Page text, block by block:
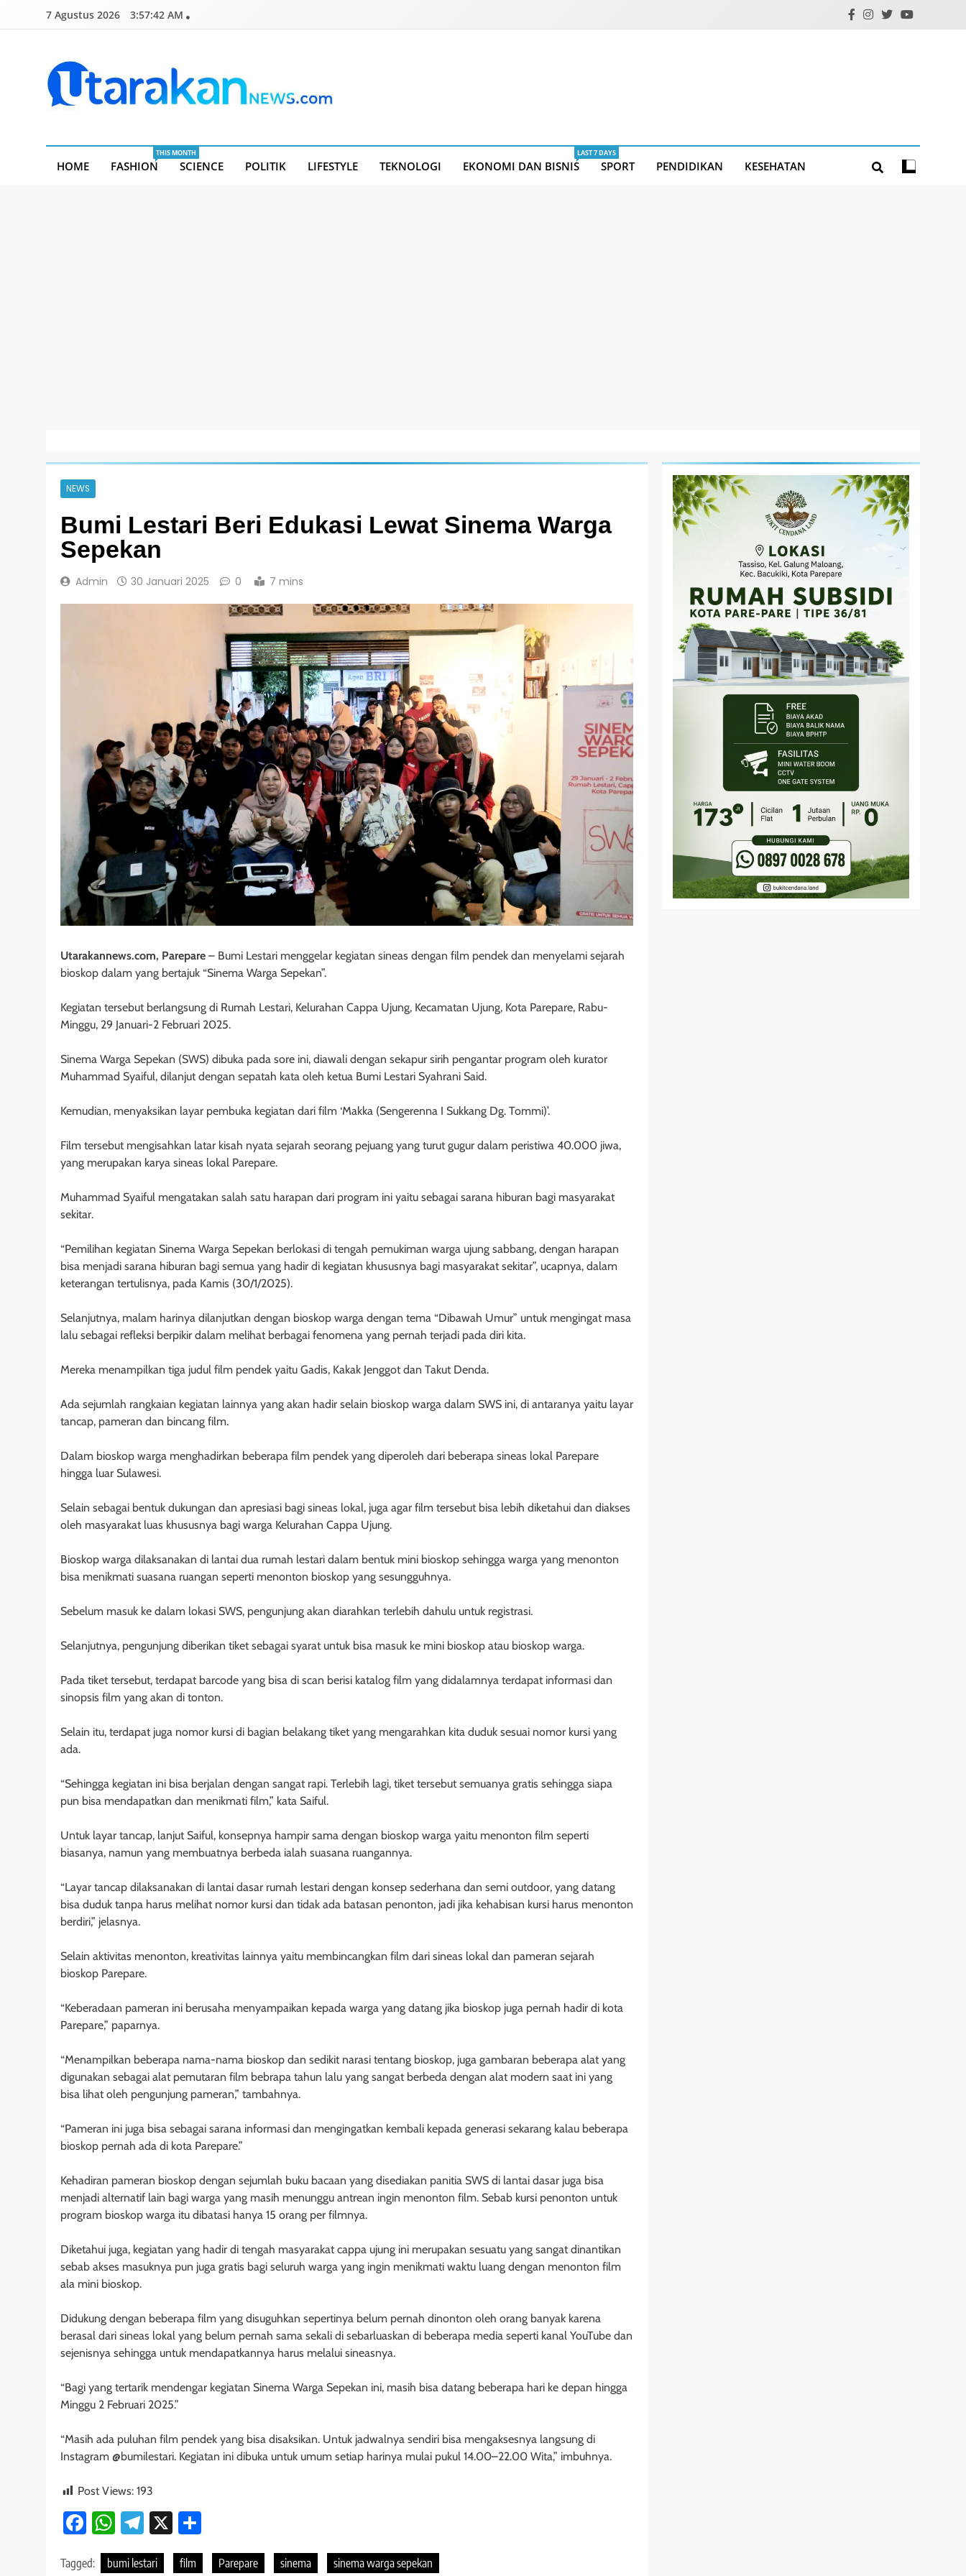
7 Agustus 2026 3:57:43 AM
HOME FASHION
THIS MONTH
SCIENCE POLITIK LIFESTYLE TEKNOLOGI EKONOMI DAN BISNIS
LAST 7 DAYS
SPORT PENDIDIKAN KESEHATAN
NEWS
Bumi Lestari Beri Edukasi Lewat Sinema Warga
Sepekan
Admin 30 Januari 2025 0 7 mins
Utarakannews.com, Parepare – Bumi Lestari menggelar kegiatan sineas dengan film pendek dan menyelami sejarah
bioskop dalam yang bertajuk “Sinema Warga Sepekan”.
Kegiatan tersebut berlangsung di Rumah Lestari, Kelurahan Cappa Ujung, Kecamatan Ujung, Kota Parepare, Rabu-
Minggu, 29 Januari-2 Februari 2025.
Sinema Warga Sepekan (SWS) dibuka pada sore ini, diawali dengan sekapur sirih pengantar program oleh kurator
Muhammad Syaiful, dilanjut dengan sepatah kata oleh ketua Bumi Lestari Syahrani Said.
Kemudian, menyaksikan layar pembuka kegiatan dari film ‘Makka (Sengerenna I Sukkang Dg. Tommi)’.
Film tersebut mengisahkan latar kisah nyata sejarah seorang pejuang yang turut gugur dalam peristiwa 40.000 jiwa,
yang merupakan karya sineas lokal Parepare.
Muhammad Syaiful mengatakan salah satu harapan dari program ini yaitu sebagai sarana hiburan bagi masyarakat
sekitar.
“Pemilihan kegiatan Sinema Warga Sepekan berlokasi di tengah pemukiman warga ujung sabbang, dengan harapan
bisa menjadi sarana hiburan bagi semua yang hadir di kegiatan khususnya bagi masyarakat sekitar”, ucapnya, dalam
keterangan tertulisnya, pada Kamis (30/1/2025).
Selanjutnya, malam harinya dilanjutkan dengan bioskop warga dengan tema “Dibawah Umur” untuk mengingat masa
lalu sebagai refleksi berpikir dalam melihat berbagai fenomena yang pernah terjadi pada diri kita.
Mereka menampilkan tiga judul film pendek yaitu Gadis, Kakak Jenggot dan Takut Denda.
Ada sejumlah rangkaian kegiatan lainnya yang akan hadir selain bioskop warga dalam SWS ini, di antaranya yaitu layar
tancap, pameran dan bincang film.
Dalam bioskop warga menghadirkan beberapa film pendek yang diperoleh dari beberapa sineas lokal Parepare
hingga luar Sulawesi.
Selain sebagai bentuk dukungan dan apresiasi bagi sineas lokal, juga agar film tersebut bisa lebih diketahui dan diakses
oleh masyarakat luas khususnya bagi warga Kelurahan Cappa Ujung.
Bioskop warga dilaksanakan di lantai dua rumah lestari dalam bentuk mini bioskop sehingga warga yang menonton
bisa menikmati suasana ruangan seperti menonton bioskop yang sesungguhnya.
Sebelum masuk ke dalam lokasi SWS, pengunjung akan diarahkan terlebih dahulu untuk registrasi.
Selanjutnya, pengunjung diberikan tiket sebagai syarat untuk bisa masuk ke mini bioskop atau bioskop warga.
Pada tiket tersebut, terdapat barcode yang bisa di scan berisi katalog film yang didalamnya terdapat informasi dan
sinopsis film yang akan di tonton.
Selain itu, terdapat juga nomor kursi di bagian belakang tiket yang mengarahkan kita duduk sesuai nomor kursi yang
ada.
“Sehingga kegiatan ini bisa berjalan dengan sangat rapi. Terlebih lagi, tiket tersebut semuanya gratis sehingga siapa
pun bisa mendapatkan dan menikmati film,” kata Saiful.
Untuk layar tancap, lanjut Saiful, konsepnya hampir sama dengan bioskop warga yaitu menonton film seperti
biasanya, namun yang membuatnya berbeda ialah suasana ruangannya.
“Layar tancap dilaksanakan di lantai dasar rumah lestari dengan konsep sederhana dan semi outdoor, yang datang
bisa duduk tanpa harus melihat nomor kursi dan tidak ada batasan penonton, jadi jika kehabisan kursi harus menonton
berdiri,” jelasnya.
Selain aktivitas menonton, kreativitas lainnya yaitu membincangkan film dari sineas lokal dan pameran sejarah
bioskop Parepare.
“Keberadaan pameran ini berusaha menyampaikan kepada warga yang datang jika bioskop juga pernah hadir di kota
Parepare,” paparnya.
“Menampilkan beberapa nama-nama bioskop dan sedikit narasi tentang bioskop, juga gambaran beberapa alat yang
digunakan sebagai alat pemutaran film bebrapa tahun lalu yang sangat berbeda dengan alat modern saat ini yang
bisa lihat oleh pengunjung pameran,” tambahnya.
“Pameran ini juga bisa sebagai sarana informasi dan mengingatkan kembali kepada generasi sekarang kalau beberapa
bioskop pernah ada di kota Parepare.”
Kehadiran pameran bioskop dengan sejumlah buku bacaan yang disediakan panitia SWS di lantai dasar juga bisa
menjadi alternatif lain bagi warga yang masih menunggu antrean ingin menonton film. Sebab kursi penonton untuk
program bioskop warga itu dibatasi hanya 15 orang per filmnya.
Diketahui juga, kegiatan yang hadir di tengah masyarakat cappa ujung ini merupakan sesuatu yang sangat dinantikan
sebab akses masuknya pun juga gratis bagi seluruh warga yang ingin menikmati waktu luang dengan menonton film
ala mini bioskop.
Didukung dengan beberapa film yang disuguhkan sepertinya belum pernah dinonton oleh orang banyak karena
berasal dari sineas lokal yang belum pernah sama sekali di sebarluaskan di beberapa media seperti kanal YouTube dan
sejenisnya sehingga untuk mendapatkannya harus melalui sineasnya.
“Bagi yang tertarik mendengar kegiatan Sinema Warga Sepekan ini, masih bisa datang beberapa hari ke depan hingga
Minggu 2 Februari 2025.”
“Masih ada puluhan film pendek yang bisa disaksikan. Untuk jadwalnya sendiri bisa mengaksesnya langsung di
Instagram @bumilestari. Kegiatan ini dibuka untuk umum setiap harinya mulai pukul 14.00–22.00 Wita,” imbuhnya.
Post Views: 193
Facebook
WhatsApp
Telegram
X
Tagged: bumi lestari film Parepare sinema sinema warga sepekan